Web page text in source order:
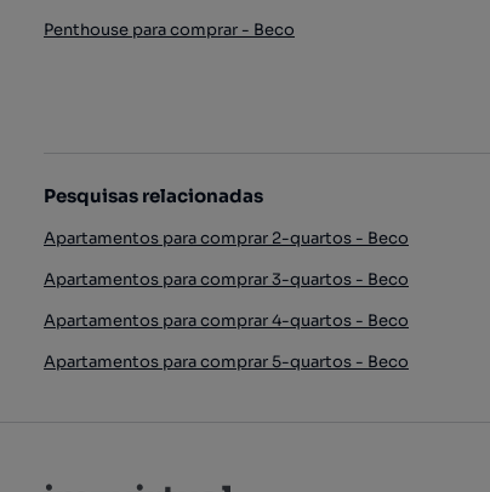
Penthouse para comprar - Beco
Pesquisas relacionadas
Apartamentos para comprar 2-quartos - Beco
Apartamentos para comprar 3-quartos - Beco
Apartamentos para comprar 4-quartos - Beco
Apartamentos para comprar 5-quartos - Beco